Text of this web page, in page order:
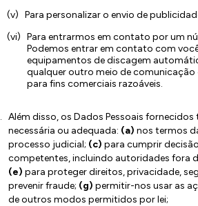
Para personalizar o envio de
Para entrarmos em contato por um
Podemos entrar em contato com
equipamentos de discagem
qualquer outro meio de comunicação
para fins comerciais razoáveis.
Além disso, os Dados Pessoais
necessária ou adequada: (a) nos termos
processo judicial; (c) para cumprir
competentes, incluindo autoridades fora
(e) para proteger direitos, privacidade,
prevenir fraude; (g) permitir-nos usar as
de outros modos permitidos por lei;